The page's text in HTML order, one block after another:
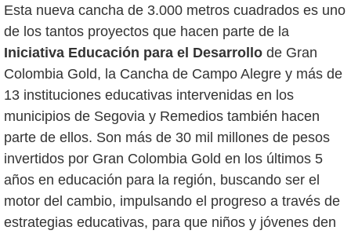
Esta nueva cancha de 3.000 metros cuadrados es uno
de los tantos proyectos que hacen parte de la
Iniciativa Educación para el Desarrollo de Gran
Colombia Gold, la Cancha de Campo Alegre y más de
13 instituciones educativas intervenidas en los
municipios de Segovia y Remedios también hacen
parte de ellos. Son más de 30 mil millones de pesos
invertidos por Gran Colombia Gold en los últimos 5
años en educación para la región, buscando ser el
motor del cambio, impulsando el progreso a través de
estrategias educativas, para que niños y jóvenes den